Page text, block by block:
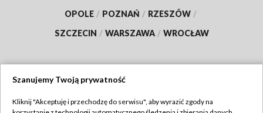
OPOLE / POZNAŃ / RZESZÓW /
SZCZECIN / WARSZAWA / WROCŁAW
Szanujemy Twoją prywatność
Kliknij "Akceptuję i przechodzę do serwisu", aby wyrazić zgody na